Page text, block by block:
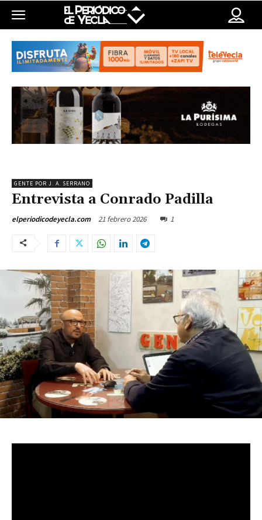
GENTE POR J. A. SERRANO
Entrevista a Conrado Padilla
elperiodicodeyecla.com 21 febrero 2026 1